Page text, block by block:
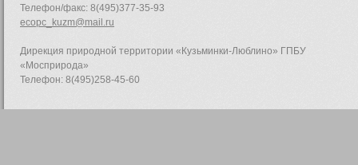
Телефон/факс: 8(495)377-35-93
ecopc_kuzm@mail.ru
Дирекция природной территории «Кузьминки-Люблино» ГПБУ
«Мосприрода»
Телефон: 8(495)258-45-60